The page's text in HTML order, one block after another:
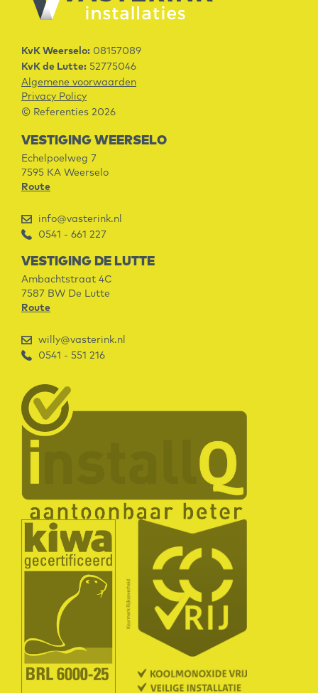
KvK Weerselo: 08157089
KvK de Lutte: 52775046
Algemene voorwaarden
Privacy Policy
© Referenties 2026
VESTIGING WEERSELO
Echelpoelweg 7
7595 KA Weerselo
Route
info@vasterink.nl
0541 - 661 227
VESTIGING DE LUTTE
Ambachtstraat 4C
7587 BW De Lutte
Route
willy@vasterink.nl
0541 - 551 216